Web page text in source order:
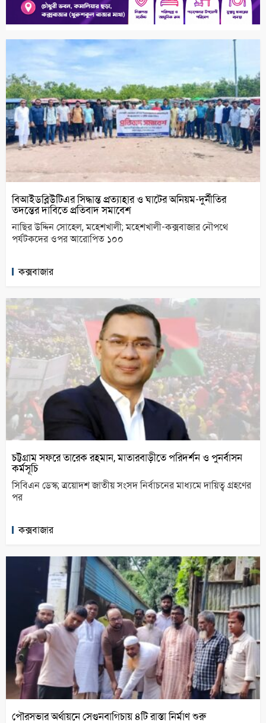
বিআইডব্লিউটিএর সিদ্ধান্ত প্রত্যাহার ও ঘাটের অনিয়ম-দুর্নীতির
তদন্তের দাবিতে প্রতিবাদ সমাবেশ
নাছির উদ্দিন সোহেল, মহেশখালী; মহেশখালী-কক্সবাজার নৌপথে
পর্যটকদের ওপর আরোপিত ১০০
কক্সবাজার
চট্টগ্রাম সফরে তারেক রহমান, মাতারবাড়ীতে পরিদর্শন ও পুনর্বাসন
কর্মসূচি
সিবিএন ডেস্ক; ত্রয়োদশ জাতীয় সংসদ নির্বাচনের মাধ্যমে দায়িত্ব গ্রহণের
পর
কক্সবাজার
পৌরসভার অর্থায়নে সেগুনবাগিচায় ৪টি রাস্তা নির্মাণ শুরু